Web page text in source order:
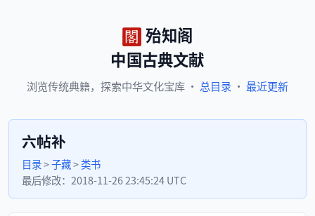
殆知阁
中国古典文献
浏览传统典籍， 探索中华文化宝库 · 总目录 · 最近更新
六帖补
目录>子藏>类书
最后修改： 2018-11-26 23:45:24 UTC